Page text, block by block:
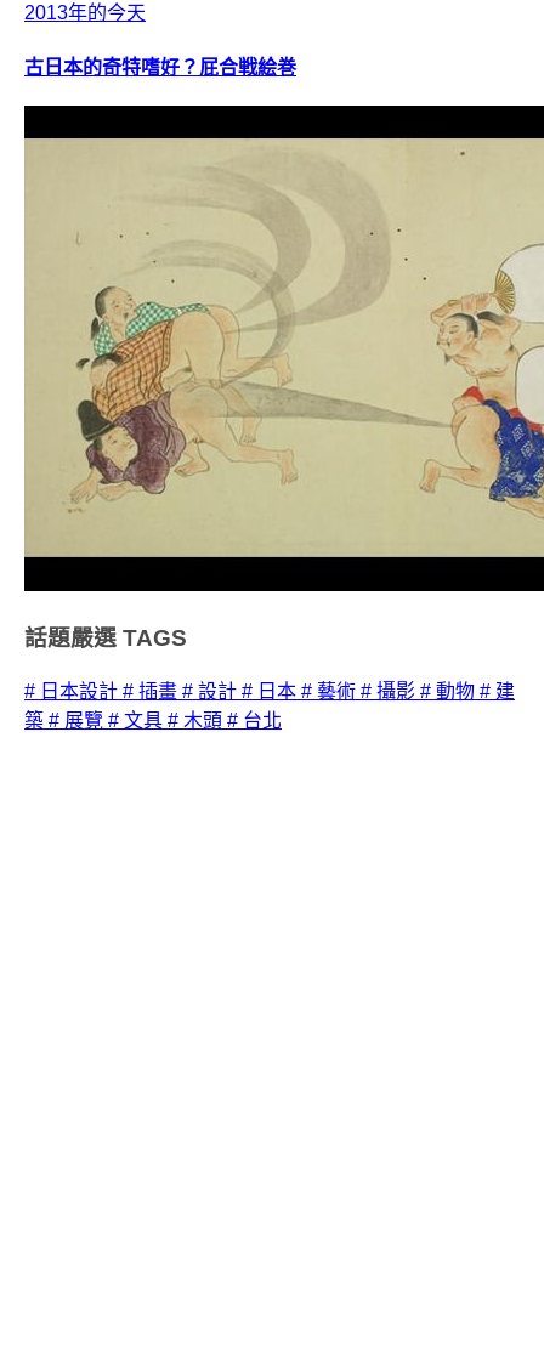
2013年的今天
古日本的奇特嗜好？屁合戦絵巻
話題嚴選 TAGS
# 日本設計 # 插畫 # 設計 # 日本 # 藝術 # 攝影 # 動物 # 建
築 # 展覽 # 文具 # 木頭 # 台北